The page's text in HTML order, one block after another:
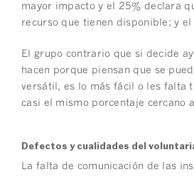
mayor impacto y el 25% declara
recurso que tienen disponible; y el
El grupo contrario que si decide
hacen porque piensan que se
versátil, es lo más fácil o les falta
casi el mismo porcentaje cercano
Defectos y cualidades del
La falta de comunicación de las